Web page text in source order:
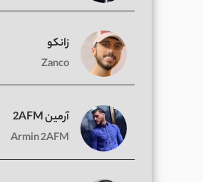
زانکو
Zanco
آرمین 2AFM
Armin 2AFM